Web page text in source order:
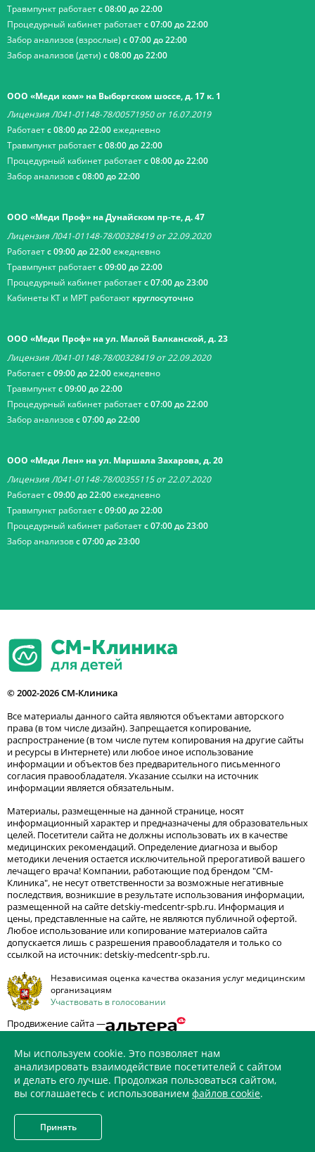
Травмпункт работаетс 08:00 до 22:00
Процедурный кабинет работаетс 07:00 до 22:00
Забор анализов (взрослые) с 07:00 до 22:00
Забор анализов (дети) с 08:00 до 22:00
ООО «Меди ком» на Выборгском шоссе, д. 17 к. 1
Лицензия Л041-01148-78/00571950 от 16.07.2019
Работаетс 08:00 до 22:00ежедневно
Травмпункт работаетс 08:00 до 22:00
Процедурный кабинет работаетс 08:00 до 22:00
Забор анализовс 08:00 до 22:00
ООО «Меди Проф» на Дунайском пр-те, д. 47
Лицензия Л041-01148-78/00328419 от 22.09.2020
Работаетс 09:00 до 22:00ежедневно
Травмпункт работаетс 09:00 до 22:00
Процедурный кабинет работаетс 07:00 до 23:00
Кабинеты КТ и МРТ работают круглосуточно
ООО «Меди Проф» на ул. Малой Балканской, д. 23
Лицензия Л041-01148-78/00328419 от 22.09.2020
Работаетс 09:00 до 22:00ежедневно
Травмпунктс 09:00 до 22:00
Процедурный кабинет работаетс 07:00 до 22:00
Забор анализовс 07:00 до 22:00
ООО «Меди Лен» на ул. Маршала Захарова, д. 20
Лицензия Л041-01148-78/00355115 от 22.07.2020
Работаетс 09:00 до 22:00ежедневно
Травмпункт работаетс 09:00 до 22:00
Процедурный кабинет работаетс 07:00 до 23:00
Забор анализовс 07:00 до 23:00
© 2002-2026 СМ-Клиника
Все материалы данного сайта являются объектами авторского
права (в том числе дизайн). Запрещается копирование,
распространение (в том числе путем копирования на другие сайты
и ресурсы в Интернете) или любое иное использование
информации и объектов без предварительного письменного
согласия правообладателя. Указание ссылки на источник
информации является обязательным.
Материалы, размещенные на данной странице, носят
информационный характер и предназначены для образовательных
целей. Посетители сайта не должны использовать их в качестве
медицинских рекомендаций. Определение диагноза и выбор
методики лечения остается исключительной прерогативой вашего
лечащего врача! Компании, работающие под брендом "СМ-
Клиника", не несут ответственности за возможные негативные
последствия, возникшие в результате использования информации,
размещенной на сайте detskiy-medcentr-spb.ru. Информация и
цены, представленные на сайте, не являются публичной офертой.
Любое использование или копирование материалов сайта
допускается лишь с разрешения правообладателя и только со
ссылкой на источник: detskiy-medcentr-spb.ru.
Независимая оценка качества оказания услуг медицинским
организациям
Участвовать в голосовании
Продвижение сайта —
ИМЕЮТСЯ ПРОТИВОПОКАЗАНИЯ. НЕОБХОДИМО
ПРОКОНСУЛЬТИРОВАТЬСЯ СО СПЕЦИАЛИСТОМ
Мы используем cookie. Это позволяет нам
анализировать взаимодействие посетителей с сайтом
и делать его лучше. Продолжая пользоваться сайтом,
вы соглашаетесь с использованием файлов cookie.
Принять